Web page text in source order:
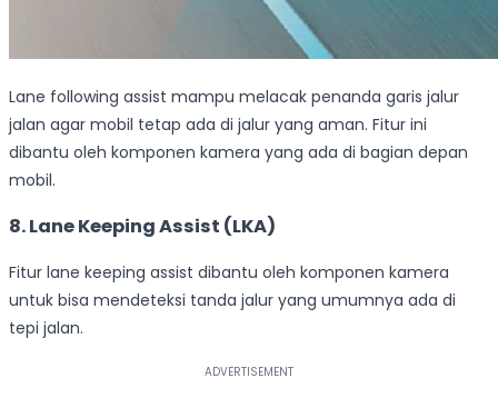
Lane following assist mampu melacak penanda garis jalur
jalan agar mobil tetap ada di jalur yang aman. Fitur ini
dibantu oleh komponen kamera yang ada di bagian depan
mobil.
8. Lane Keeping Assist (LKA)
Fitur lane keeping assist dibantu oleh komponen kamera
untuk bisa mendeteksi tanda jalur yang umumnya ada di
tepi jalan.